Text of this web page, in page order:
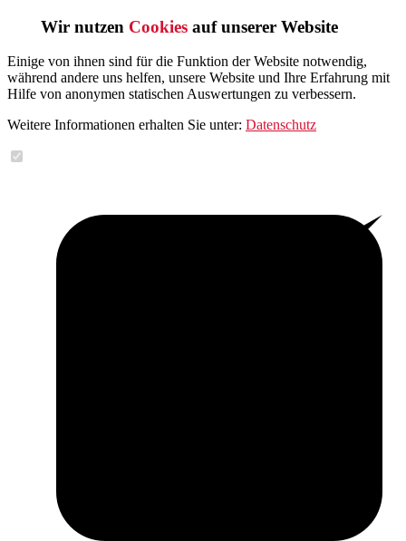
Wir nutzen Cookies auf unserer Website
Einige von ihnen sind für die Funktion der Website notwendig,
während andere uns helfen, unsere Website und Ihre Erfahrung mit
Hilfe von anonymen statischen Auswertungen zu verbessern.
Weitere Informationen erhalten Sie unter: Datenschutz